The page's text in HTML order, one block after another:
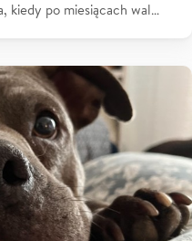
kiedy po miesiącach wal…